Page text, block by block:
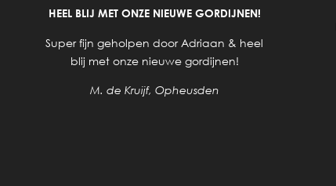
HEEL BLIJ MET ONZE NIEUWE GORDIJNEN!
Super fijn geholpen door Adriaan & heel
blij met onze nieuwe gordijnen!
M. de Kruijf, Opheusden